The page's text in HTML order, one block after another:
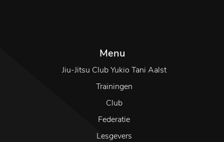
Menu
Jiu-Jitsu Club Yukio Tani Aalst
Trainingen
Club
Federatie
Lesgevers